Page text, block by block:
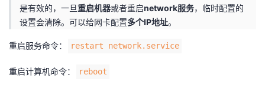
注
开
发
者
的
Programs
我
的
支
是有效的，一旦重启机器或者重启network服务，临时配置的
设置会清除。可以给网卡配置多个IP地址。
重启服务命令： restart network.service
重启计算机命令： reboot